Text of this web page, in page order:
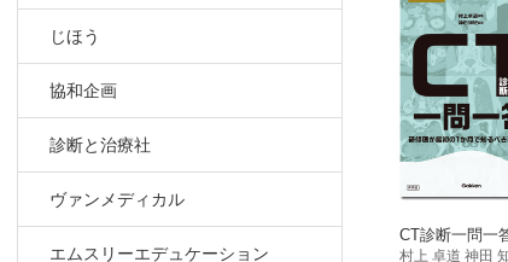
じほう
協和企画
診断と治療社
ヴァンメディカル
エムスリーエデュケーション
CT診断一問一
村上 卓道 神田